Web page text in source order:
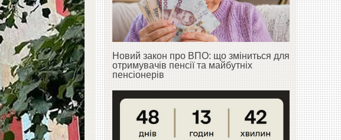
Новий закон про ВПО: що зміниться для
отримувачів пенсії та майбутніх
пенсіонерів